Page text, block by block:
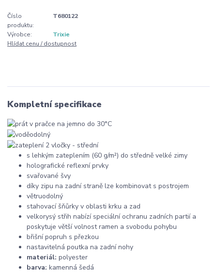
Číslo
produktu:
T680122
Výrobce:
Trixie
Hlídat cenu / dostupnost
Kompletní specifikace
s lehkým zateplením (60 g/m²) do středně velké zimy
holografické reflexní prvky
svařované švy
díky zipu na zadní straně lze kombinovat s postrojem
větruodolný
stahovací šňůrky v oblasti krku a zad
velkorysý střih nabízí speciální ochranu zadních partií a
poskytuje větší volnost ramen a svobodu pohybu
břišní popruh s přezkou
nastavitelná poutka na zadní nohy
materiál: polyester
barva: kamenná šedá